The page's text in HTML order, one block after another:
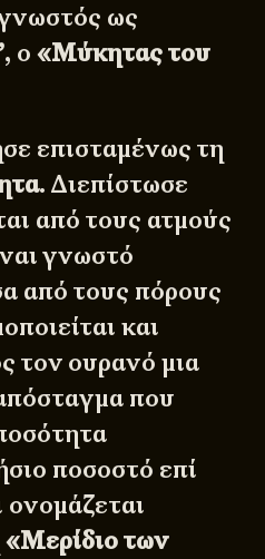
ως
, ο«Μύκητας του
επισταμένως τη
. Διεπίστωσε
από τους ατμούς
γνωστό
από τους πόρους
και
τον ουρανό μια
που
ποσοστό επί
«Μερίδιο των